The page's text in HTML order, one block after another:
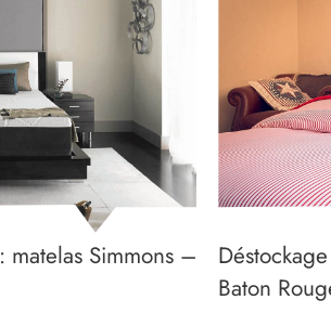
matelas Simmons –
Baton